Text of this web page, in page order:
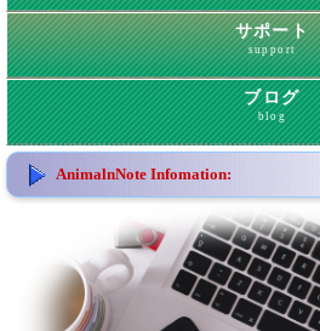
サポート
support
ブログ
blog
AnimalnNote Infomation: